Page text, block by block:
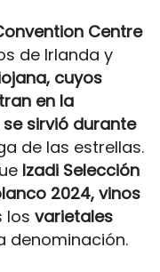
Centre
de Irlanda y
cuyos
en la
sirvió durante
de las estrellas.
Izadi Selección
2024, vinos
los varietales
denominación.